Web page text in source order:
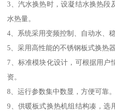
3、汽水换热时，设凝结水换热段
水热量。
4、系统采用变频控制、自动水、稳
5、采用高性能的不锈钢板式换热
7、标准模块化设计，可根据用户
资。
8、运行参数集中数显，方便可靠。
9、供暖板式换热机组结构凑，选